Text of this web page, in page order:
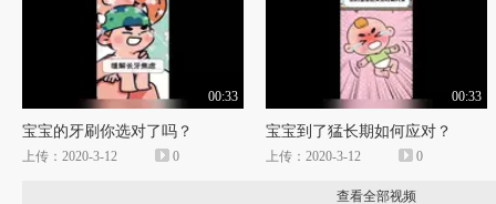
00:33
宝宝的牙刷你选对了吗？
上传：2020-3-12 0
00:33
宝宝到了猛长期如何应对？
上传：2020-3-12 0
查看全部视频